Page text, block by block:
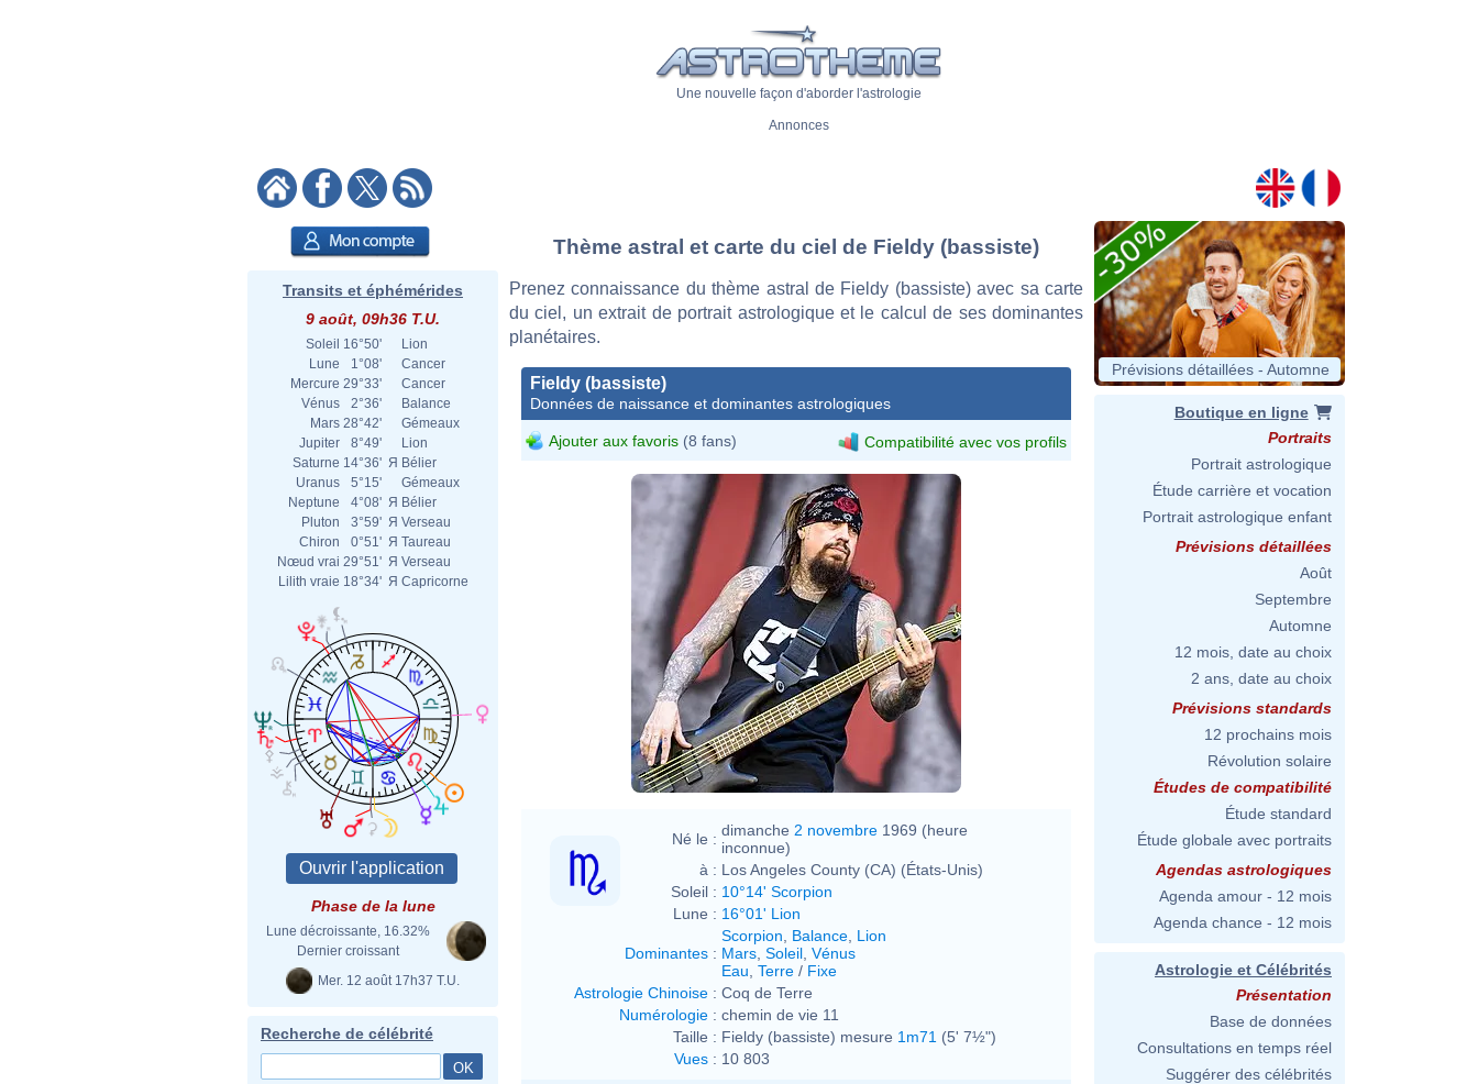
Une nouvelle façon d'aborder l'astrologie
Annonces
Transits et éphémérides
9 août, 09h36 T.U.
Soleil 16°50'
Lion
Lune
1°08'
Cancer
Mercure 29°33'
Cancer
Vénus
2°36'
Balance
Mars 28°42'
Gémeaux
Jupiter
8°49'
Lion
Saturne 14°36' Я Bélier
Uranus
5°15'
Gémeaux
Neptune
4°08' Я Bélier
Pluton
3°59' Я Verseau
Chiron
0°51' Я Taureau
Nœud vrai 29°51' Я Verseau
Lilith vraie 18°34' Я Capricorne
Phase de la lune
Lune décroissante, 16.32%
Dernier croissant
Mer. 12 août 17h37 T.U.
Recherche de célébrité
Thème astral et carte du ciel de Fieldy (bassiste)
Prenez connaissance du thème astral de Fieldy (bassiste) avec sa carte
du ciel, un extrait de portrait astrologique et le calcul de ses dominantes
planétaires.
Fieldy (bassiste)
Données de naissance et dominantes astrologiques
Ajouter aux favoris (8 fans) Compatibilité avec vos profils
Né le : dimanche 2 novembre 1969 (heure
inconnue)
à : Los Angeles County (CA) (États-Unis)
Soleil : 10°14' Scorpion
Lune : 16°01' Lion
Dominantes :
Scorpion Balance Lion
Mars Soleil Vénus
Eau Terre / Fixe
Astrologie Chinoise : Coq de Terre
Numérologie : chemin de vie 11
Taille : Fieldy (bassiste) mesure 1m71 (5' 7½")
Vues : 10 803
Prévisions détaillées - Automne
Boutique en ligne
Portraits
Portrait astrologique
Étude carrière et vocation
Portrait astrologique enfant
Prévisions détaillées
Août
Septembre
Automne
12 mois, date au choix
2 ans, date au choix
Prévisions standards
12 prochains mois
Révolution solaire
Études de compatibilité
Étude standard
Étude globale avec portraits
Agendas astrologiques
Agenda amour - 12 mois
Agenda chance - 12 mois
Astrologie et Célébrités
Présentation
Base de données
Consultations en temps réel
Suggérer des célébrités